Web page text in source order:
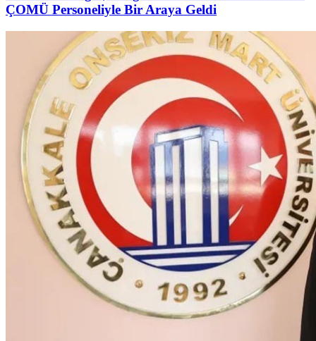
ÇOMÜ Personeliyle Bir Araya Geldi